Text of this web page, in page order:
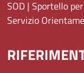
SOD | Sportello
Servizio